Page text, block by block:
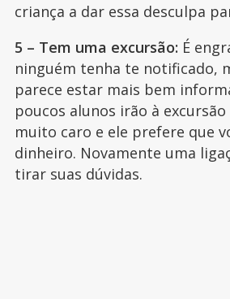
criança a dar essa desculpa
5 – Tem uma excursão: É
ninguém tenha te notificado,
parece estar mais bem
poucos alunos irão à
muito caro e ele prefere que
dinheiro. Novamente uma
tirar suas dúvidas.